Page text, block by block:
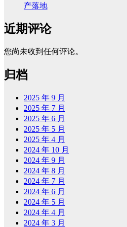
产落地
近期评论
您尚未收到任何评论。
归档
2025 年 9 月
2025 年 7 月
2025 年 6 月
2025 年 5 月
2025 年 4 月
2024 年 10 月
2024 年 9 月
2024 年 8 月
2024 年 7 月
2024 年 6 月
2024 年 5 月
2024 年 4 月
2024 年 3 月